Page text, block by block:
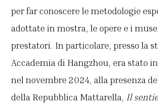
per far conoscere le metodologie
adottate in mostra, le opere e i
prestatori. In particolare, presso la
Accademia di Hangzhou, era stato
nel novembre 2024, alla presenza
della Repubblica Mattarella, Il